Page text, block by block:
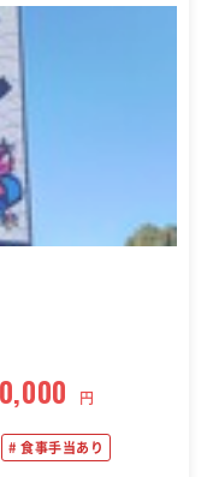
円
食事手当あり